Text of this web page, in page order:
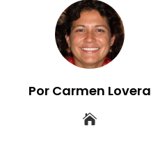
Por Carmen Lovera